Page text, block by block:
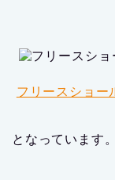
フリースショー
となっています。